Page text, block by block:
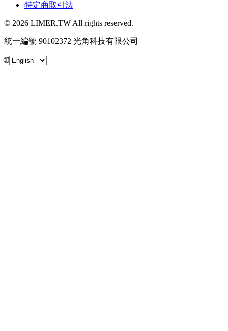
特定商取引法
© 2026 LIMER.TW All rights reserved.
統一編號 90102372 光角科技有限公司
🌐